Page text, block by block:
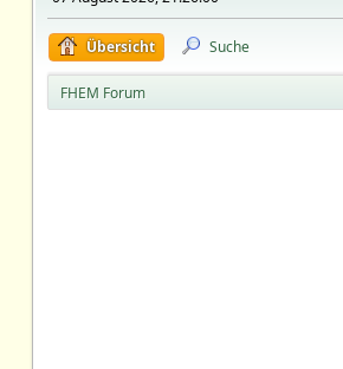
Übersicht Suche
FHEM Forum